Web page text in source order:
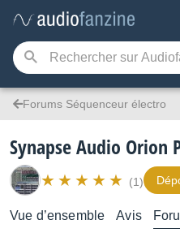
Forums Séquenceur électro
Synapse Audio Orion
(1)
Vue d’ensemble Avis